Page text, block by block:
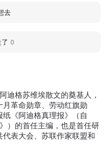
迪格苏维埃散文的奠基人，
革命勋章、劳动红旗勋
《阿迪格真理报》（自
）的首任主编，也是首任研
表大会、苏联作家联盟和
去
0